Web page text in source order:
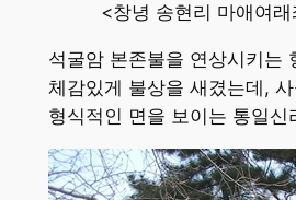
<창녕 송현리 마애여
석굴암 본존불을 연상시키는
체감있게 불상을 새겼는데,
형식적인 면을 보이는 통일신